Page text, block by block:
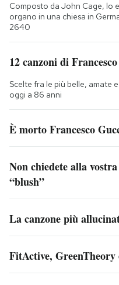
Composto da John Cage, lo
organo in una chiesa in
2640
12 canzoni di
Scelte fra le più belle, amate
oggi a 86 anni
È morto Francesco
Non chiedete alla
“blush”
La canzone più
FitActive,